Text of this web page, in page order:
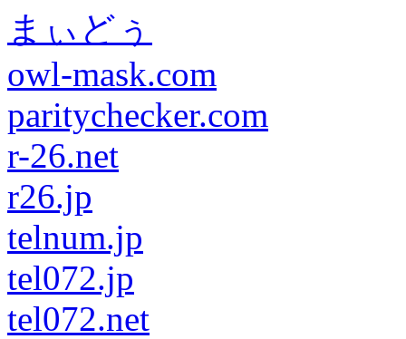
まぃどぅ
owl-mask.com
paritychecker.com
r-26.net
r26.jp
telnum.jp
tel072.jp
tel072.net